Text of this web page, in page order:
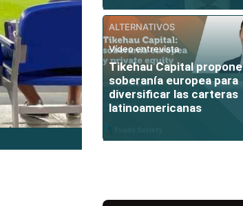
ALTERNATIVOS
Vídeo entrevista
Tikehau Capital propone
soberanía europea para
diversificar las carteras
latinoamericanas